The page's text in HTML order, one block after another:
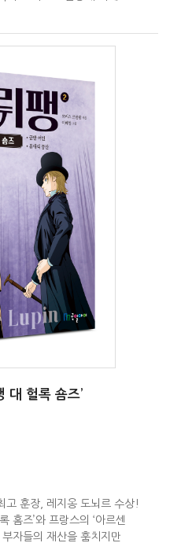
대 헐록 숌즈’
고 훈장, 레지옹 도뇌르 수상!
홈즈’와 프랑스의 ‘아르센
자들의 재산을 훔치지만